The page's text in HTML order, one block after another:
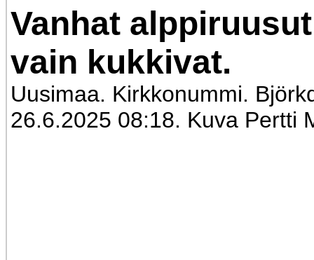
Vanhat
vain kukkivat.
Uusimaa. Kirkkonummi.
26.6.2025 08:18. Kuva Pertti